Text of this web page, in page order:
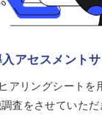
アセスメント
アリングシートを
査をさせていただ